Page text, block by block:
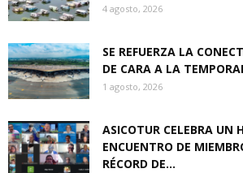
4 agosto, 2026
SE REFUERZA LA
DE CARA A LA
1 agosto, 2026
ASICOTUR CELEBRA UN
ENCUENTRO DE
RÉCORD DE...